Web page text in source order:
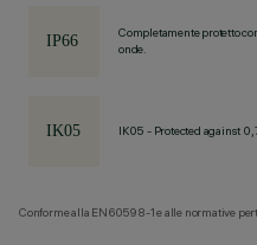
Completamente protetto
onde.
IK05 - Protected against
Conforme alla EN60598-1 e alle normative